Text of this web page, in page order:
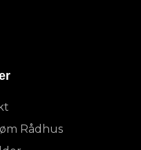
Rådhus